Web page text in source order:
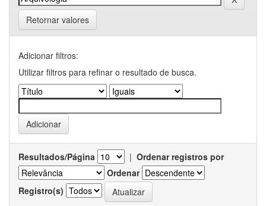
Retornar valores
Adicionar filtros:
Utilizar filtros para refinar o resultado de busca.
Resultados/Página | Ordenar registros por
Ordenar
Registro(s)